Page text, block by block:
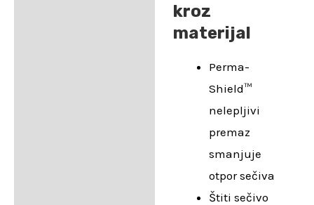
kroz
materijal
Perma-
Shield™
nelepljivi
premaz
smanjuje
otpor sečiva
Štiti sečivo